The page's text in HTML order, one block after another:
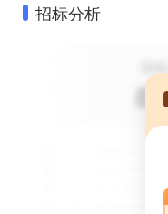
招标分析